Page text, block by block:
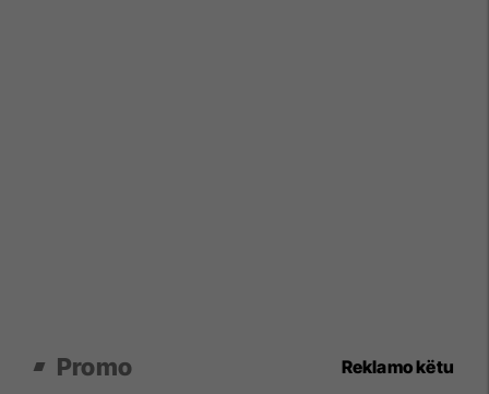
Promo Reklamo këtu